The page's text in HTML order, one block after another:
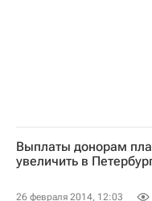
Выплаты донорам
увеличить в
26 февраля 2014, 12:03